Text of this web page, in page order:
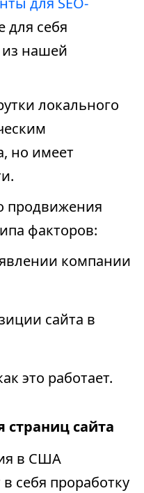
себя
нашей
локального
но имеет
продвижения
факторов:
компании
сайта в
это работает.
страниц сайта
в США
себя проработку